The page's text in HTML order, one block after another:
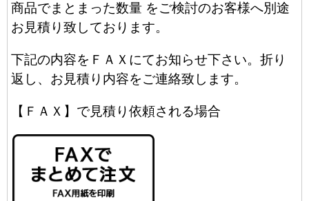
商品でまとまった数量 をご検討のお客様へ別途
お見積り致しております。
下記の内容をＦＡＸにてお知らせ下さい。折り
返し、お見積り内容をご連絡致します。
【ＦＡＸ】で見積り依頼される場合